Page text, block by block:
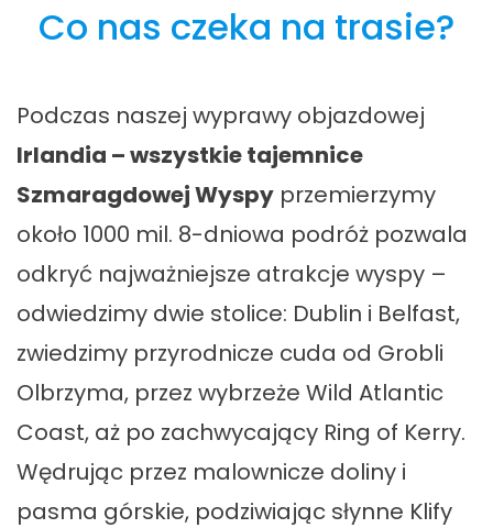
Co nas czeka na trasie?
Podczas naszej wyprawy objazdowej
Irlandia – wszystkie tajemnice
Szmaragdowej Wyspy przemierzymy
około 1000 mil. 8-dniowa podróż pozwala
odkryć najważniejsze atrakcje wyspy –
odwiedzimy dwie stolice: Dublin i Belfast,
zwiedzimy przyrodnicze cuda od Grobli
Olbrzyma, przez wybrzeże Wild Atlantic
Coast, aż po zachwycający Ring of Kerry.
Wędrując przez malownicze doliny i
pasma górskie, podziwiając słynne Klify